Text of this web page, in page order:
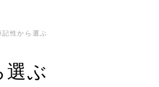
記性から選ぶ
選ぶ